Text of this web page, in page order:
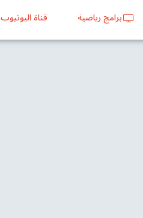
برامج رياضية قناة اليوتيوب